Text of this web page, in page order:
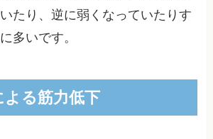
たり、逆に弱くなっていたりす
多いです。
る筋力低下